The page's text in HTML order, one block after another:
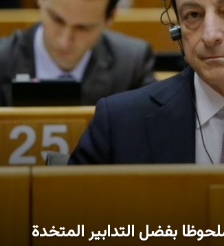
بفضل التدابير المتخدة